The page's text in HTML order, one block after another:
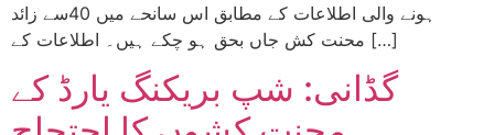
ہونے والی اطلاعات کے مطابق اس سانحے میں 40سے زائد
محنت کش جاں بحق ہو چکے ہیں۔ اطلاعات کے […]
گڈانی: شپ بریکنگ یارڈ کے